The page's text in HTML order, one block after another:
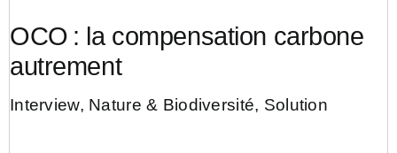
OCO : la compensation carbone
autrement
Interview, Nature & Biodiversité, Solution